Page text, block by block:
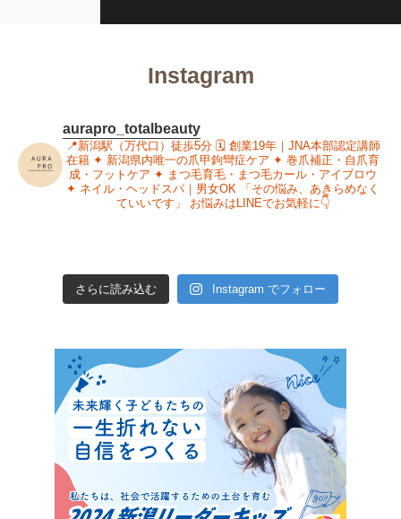
Instagram
aurapro_totalbeauty
📍新潟駅（万代口）徒歩5分🗓 創業19年｜JNA本部認定講師
在籍 ✦ 新潟県内唯一の爪甲鉤彎症ケア ✦ 巻爪補正・自爪育
成・フットケア ✦ まつ毛育毛・まつ毛カール・アイブロウ
✦ ネイル・ヘッドスパ｜男女OK 「その悩み、あきらめなく
ていいです」
お悩みはLINEでお気軽に👇
さらに読み込む Instagram でフォロー